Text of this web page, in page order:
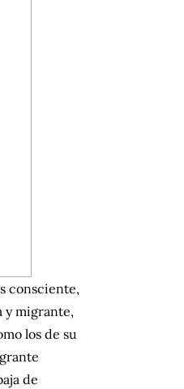
consciente,
y migrante,
los de su
de